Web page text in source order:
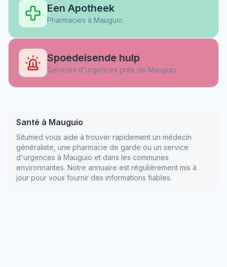
Een Apotheek
Pharmacies à Mauguio
Spoedeisende hulp
Services d'urgences près de Mauguio
Santé à Mauguio
Situmed vous aide à trouver rapidement un médecin
généraliste, une pharmacie de garde ou un service
d'urgences à Mauguio et dans les communes
environnantes. Notre annuaire est régulièrement mis à
jour pour vous fournir des informations fiables.